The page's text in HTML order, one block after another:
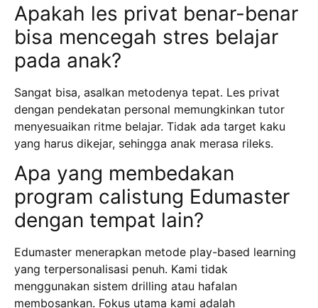
Apakah les privat benar-benar
bisa mencegah stres belajar
pada anak?
Sangat bisa, asalkan metodenya tepat. Les privat
dengan pendekatan personal memungkinkan tutor
menyesuaikan ritme belajar. Tidak ada target kaku
yang harus dikejar, sehingga anak merasa rileks.
Apa yang membedakan
program calistung Edumaster
dengan tempat lain?
Edumaster menerapkan metode play-based learning
yang terpersonalisasi penuh. Kami tidak
menggunakan sistem drilling atau hafalan
membosankan. Fokus utama kami adalah